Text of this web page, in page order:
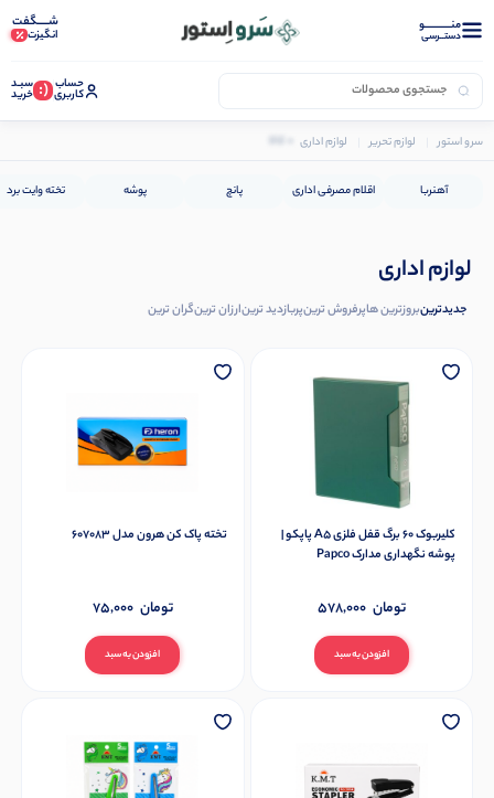
منــــــــــــو
دستــرسی
شـــــگفت
انگیزت
حساب
کاربری (: سبـد
خرید
سرو استور لوازم تحریر لوازم اداری
آهنربا اقلام مصرفی اداری پانچ پوشه تخته وایت برد
لوازم اداری
جدیدترینبروزترین هاپرفروش ترینپربازدید ترینارزان ترینگران ترین
کلیربوک 60 برگ قفل فلزی A5 پاپکو |
پوشه نگهداری مدارک Papco
افزودن به سبد
578,000 تومان
تخته پاک کن هرون مدل 607083
افزودن به سبد
75,000 تومان